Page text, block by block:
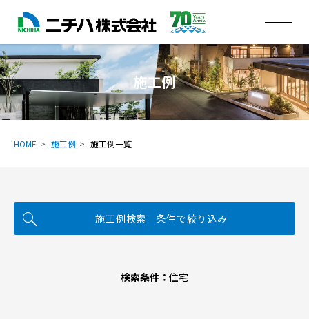
施工例
HOME 施工例 施工例一覧
施工例検索 条件で絞り込み
検索条件： 住宅